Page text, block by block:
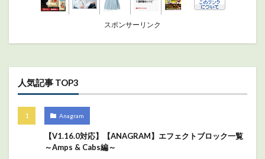
スポンサーリンク
人気記事 TOP3
Anagram
【V1.16.0対応】【ANAGRAM】エフェクトブロック一覧
～Amps & Cabs編～